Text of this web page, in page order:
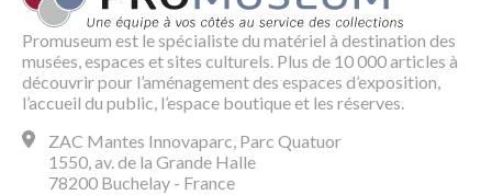
Promuseum est le spécialiste du matériel à destination des
musées, espaces et sites culturels. Plus de 10 000 articles à
découvrir pour l’aménagement des espaces d’exposition,
l’accueil du public, l’espace boutique et les réserves.
ZAC Mantes Innovaparc, Parc Quatuor
1550, av. de la Grande Halle
78200 Buchelay - France